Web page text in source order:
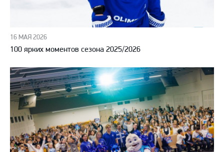
16 МАЯ 2026
100 ярких моментов сезона 2025/2026